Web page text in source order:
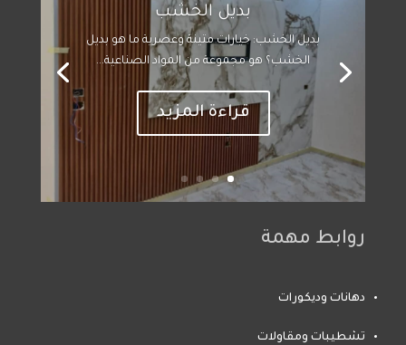
بديل الخشب
بديل الخشب: خيارات متينة وعصرية ما هو بديل
الخشب؟ هو مجموعة من المواد الصناعية...
قراءة المزيد
روابط مهمة
دهانات وديكورات
تشطيبات ومقاولات